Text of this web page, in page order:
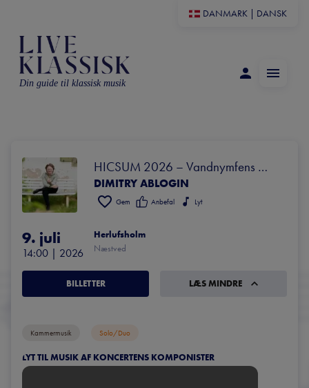
DANMARK DANSK
Din guide til klassisk musik
HICSUM 2026 – Vandnymfens
sang
DIMITRY ABLOGIN
Gem Anbefal Lyt
9. juli
14:00 | 2026
Herlufsholm
Næstved
BILLETTER LÆS MINDRE
Kammermusik Solo/duo
LYT TIL MUSIK AF KONCERTENS KOMPONISTER